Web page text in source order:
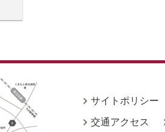
サイトポリシー
交通アクセス